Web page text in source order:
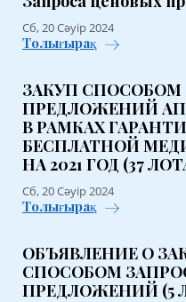
Сб, 20 Сәуір 2024
Толығырақ
ЗАКУП
ПРЕДЛОЖЕНИЙ
В РАМКАХ
БЕСПЛАТНОЙ
НА 2021 ГОД (37
Сб, 20 Сәуір 2024
Толығырақ
ОБЪЯВЛЕНИЕ О
СПОСОБОМ
ПРЕДЛОЖЕНИЙ (5